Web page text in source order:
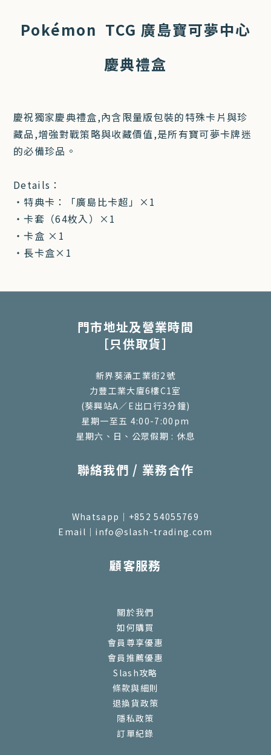
Pokémon TCG 廣島寶可夢中心
慶典禮盒
慶祝獨家慶典禮盒,內含限量版包裝的特殊卡片與珍
藏品,增強對戰策略與收藏價值,是所有寶可夢卡牌迷
的必備珍品。
Details：
・特典卡：「廣島比卡超」×1
・卡套（64枚入）×1
・卡盒 ×1
・長卡盒×1
門市地址及營業時間
［只供取貨］
新界葵涌工業街2號
力豐工業大廈6樓C1室
(葵興站A／E出口行3分鐘)
星期一至五 4:00-7:00pm
星期六、日、公眾假期 : 休息
聯絡我們 / 業務合作
Whatsapp｜+852 54055769
Email｜info@slash-trading.com
顧客服務
關於我們
如何購買
會員尊享優惠
會員推薦優惠
Slash攻略
條款與細則
退換貨政策
隱私政策
訂單紀錄